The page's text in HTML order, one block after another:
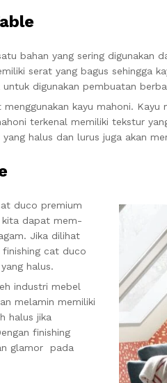
bahan yang sering digunakan
serat yang bagus sehingga
digunakan pembuatan
kayu mahoni.
terkenal memiliki tekstur
halus dan lurus juga akan
duco premium
kita dapat mem-
Jika dilihat
cat duco
halus.
industri mebel
melamin memiliki
halus jika
finishing
glamor pada